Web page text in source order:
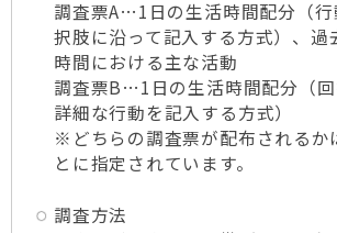
調査票A…1日の生活時間配分（行
択肢に沿って記入する方式）、過
時間における主な活動
調査票B…1日の生活時間配分（
詳細な行動を記入する方式）
※どちらの調査票が配布されるか
とに指定されています。
調査方法